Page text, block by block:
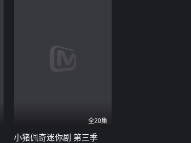
全20集
小猪佩奇迷你剧 第三季